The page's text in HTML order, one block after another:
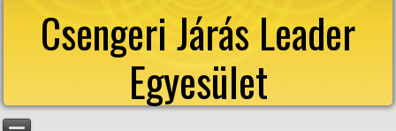
Csengeri Járás Leader
Egyesület